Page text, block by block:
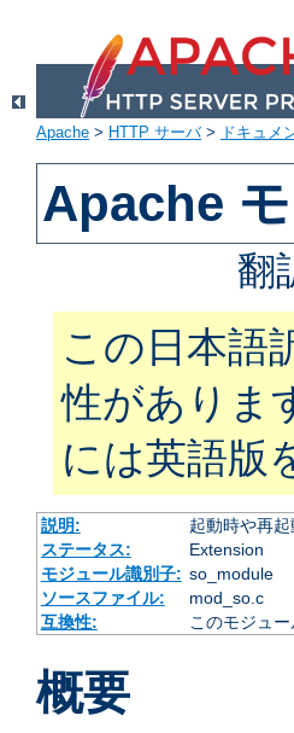
Apache > HTTP サーバ> ドキュメ
Apache
翻
この日本語
性がありま
には英語版
説明:
起動時や再
ステータス:
Extension
モジュール識別子: so_module
ソースファイル:
mod_so.c
互換性:
このモジュ
概要